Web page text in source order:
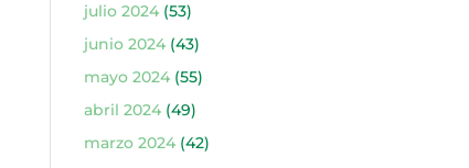
julio 2024(53)
junio 2024(43)
mayo 2024(55)
abril 2024(49)
marzo 2024(42)